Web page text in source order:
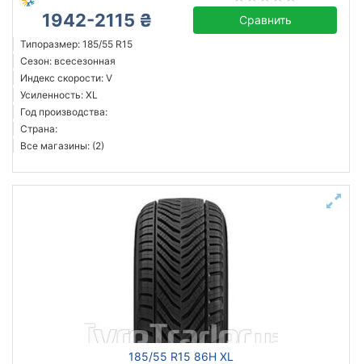
1942-2115 ₴ Сравнить
Типоразмер: 185/55 R15
Сезон: всесезонная
Индекс скорости: V
Усиленность: XL
Год производства:
Страна:
Все магазины: (2)
185/55 R15 86H XL